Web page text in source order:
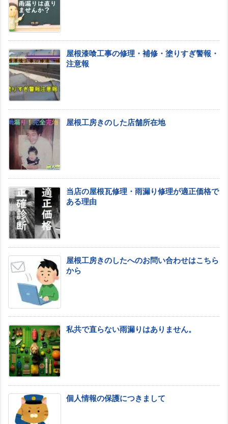
屋根漆喰工事の修理・補修・塗りすぎ警報・
注意報
屋根工房きのした店舗所在地
当店の屋根瓦修理・雨漏り修理が適正価格で
ある理由
屋根工房きのしたへのお問い合わせはこちら
から
私共で直らない雨漏りはありません。
個人情報の保護につきまして